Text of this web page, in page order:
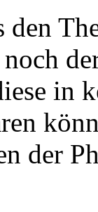
den
in
der